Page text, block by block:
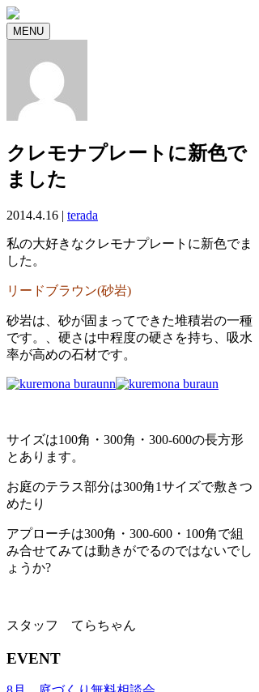
MENU
クレモナプレートに新色で
ました
2014.4.16 | terada
私の大好きなクレモナプレートに新色でま
した。
リードブラウン(砂岩)
砂岩は、砂が固まってできた堆積岩の一種
です。、硬さは中程度の硬さを持ち、吸水
率が高めの石材です。
サイズは100角・300角・300-600の長方形
とあります。
お庭のテラス部分は300角1サイズで敷きつ
めたり
アプローチは300角・300-600・100角で組
み合せてみては動きがでるのではないでし
ょうか?
スタッフ てらちゃん
EVENT